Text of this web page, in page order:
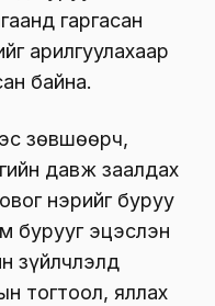
гаргасан
арилгуулахаар
байна.
зөвшөөрч,
давж заалдах
нэрийг буруу
бурууг эцэслэн
зүйлчлэлд
тогтоол, яллах